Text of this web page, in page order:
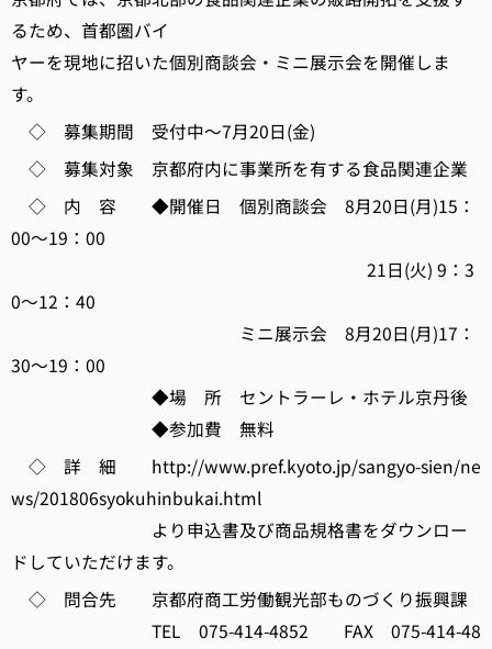
るため、首都圏バイ
ヤーを現地に招いた個別商談会・ミニ展示会を開催しま
す。
◇ 募集期間 受付中～7月20日(金)
◇ 募集対象 京都府内に事業所を有する食品関連企業
◇ 内 容 ◆開催日 個別商談会 8月20日(月)15：
00～19：00
21日(火) 9：3
0～12：40
ミニ展示会 8月20日(月)17：
30～19：00
◆場 所 セントラーレ・ホテル京丹後
◆参加費 無料
◇ 詳 細 http://www.pref.kyoto.jp/sangyo-sien/ne
ws/201806syokuhinbukai.html
より申込書及び商品規格書をダウンロー
ドしていただけます。
◇ 問合先 京都府商工労働観光部ものづくり振興課
TEL 075-414-4852 FAX 075-414-48